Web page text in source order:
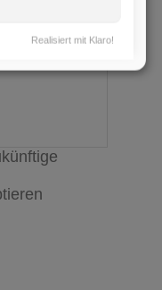
Realisiert mit Klaro!